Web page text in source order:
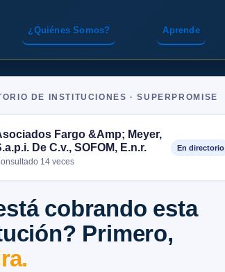
¿Quiénes Somos? Aprende
DE INSTITUCIONES · SUPERPROMISE
Fargo &Amp; Meyer,
De C.v., SOFOM, E.n.r.
14 veces
En directorio
cobrando esta
Primero,